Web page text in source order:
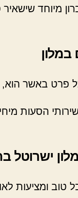
מיוחד
פרט באשר
הסעות
ישרוטל
טוב ומציעות